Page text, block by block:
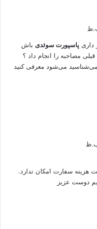
داری پاسپورت سوئدی باش
مصاحبه را انجام داد ؟
می‌شناسید می‌شود معرفی کنید
هزینه سفارت امکان ندارد.
دوست عزیز